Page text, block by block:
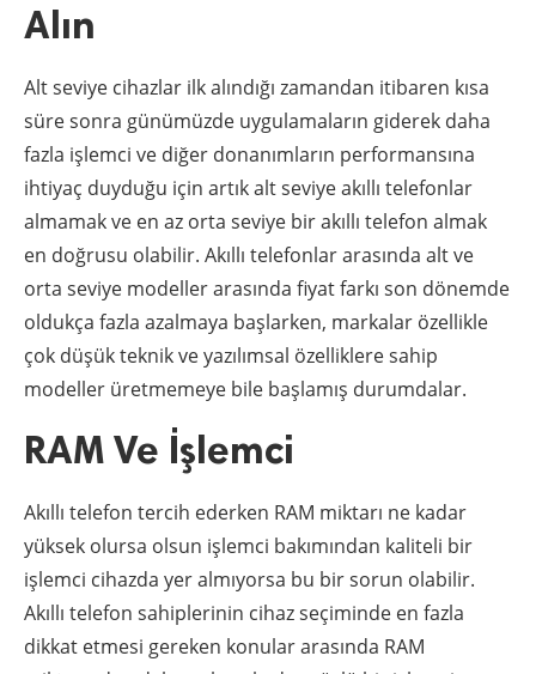
Alın
Alt seviye cihazlar ilk alındığı zamandan itibaren kısa
süre sonra günümüzde uygulamaların giderek daha
fazla işlemci ve diğer donanımların performansına
ihtiyaç duyduğu için artık alt seviye akıllı telefonlar
almamak ve en az orta seviye bir akıllı telefon almak
en doğrusu olabilir. Akıllı telefonlar arasında alt ve
orta seviye modeller arasında fiyat farkı son dönemde
oldukça fazla azalmaya başlarken, markalar özellikle
çok düşük teknik ve yazılımsal özelliklere sahip
modeller üretmemeye bile başlamış durumdalar.
RAM Ve İşlemci
Akıllı telefon tercih ederken RAM miktarı ne kadar
yüksek olursa olsun işlemci bakımından kaliteli bir
işlemci cihazda yer almıyorsa bu bir sorun olabilir.
Akıllı telefon sahiplerinin cihaz seçiminde en fazla
dikkat etmesi gereken konular arasında RAM